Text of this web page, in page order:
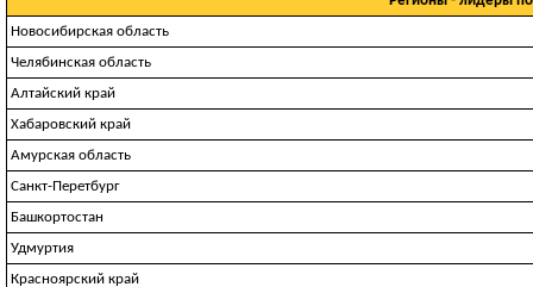
Новосибирская область
Челябинская область
Алтайский край
Хабаровский край
Амурская область
Санкт-Перетбург
Башкортостан
Удмуртия
Красноярский край